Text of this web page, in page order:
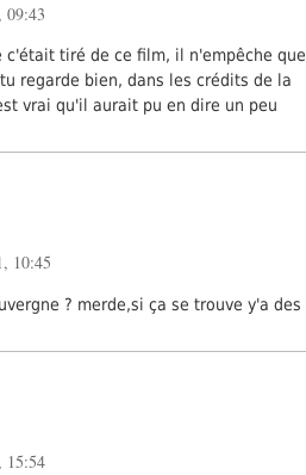
09:43
c'était tiré de ce film, il n'empêche que
regarde bien, dans les crédits de la
vrai qu'il aurait pu en dire un peu
10:45
? merde,si ça se trouve y'a des
15:54